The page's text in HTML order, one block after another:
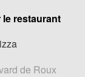
restaurant
de Roux